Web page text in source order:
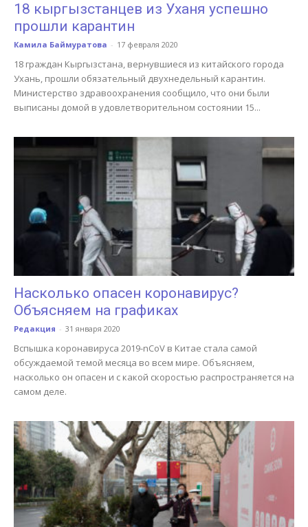
18 кыргызстанцев из Уханя успешно
прошли карантин
Камила Баймуратова - 17 февраля 2020
18 граждан Кыргызстана, вернувшиеся из китайского города
Ухань, прошли обязательный двухнедельный карантин.
Министерство здравоохранения сообщило, что они были
выписаны домой в удовлетворительном состоянии 15...
Насколько опасен коронавирус?
Объясняем на графиках
Редакция - 31 января 2020
Вспышка коронавируса 2019-nCoV в Китае стала самой
обсуждаемой темой месяца во всем мире. Объясняем,
насколько он опасен и с какой скоростью распространяется на
самом деле.